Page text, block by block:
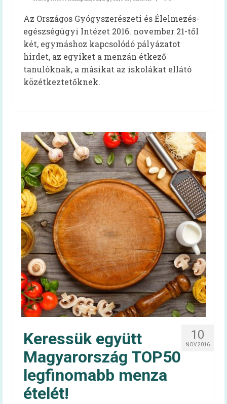
konyhás nénije
Az egészséges is lehet finom!
Magyarország TOP 50 legfinomabb
menzaétele
Cikkek
Oktatás
HAPPY-hét
A HAPPY-hétről
HAPPY-hét – Letölthető segédanyagok
HAPPY-hét 2026
HAPPY-hét 2025
HAPPY-hét 2024
HAPPY-hét 2023
HAPPY-hét, 2021
HAPPY-hét, 2020
HAPPY-hét, 2019
Az Országos Gyógyszerészeti és Élelmezés-
egészségügyi Intézet 2016. november 21-től
két, egymáshoz kapcsolódó pályázatot
hirdet, az egyiket a menzán étkező
tanulóknak, a másikat az iskolákat ellátó
közétkeztetőknek.
10
NOV 2016
Keressük együtt
Magyarország TOP50
legfinomabb menza
ételét!